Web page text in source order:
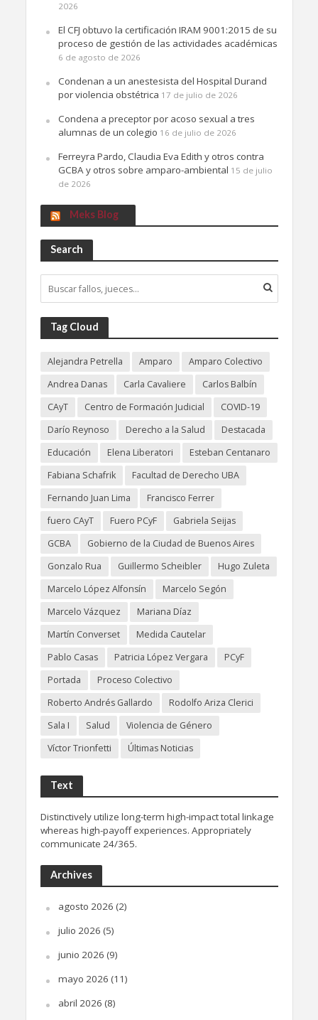
2026
El CFJ obtuvo la certificación IRAM 9001:2015 de su
proceso de gestión de las actividades académicas
6 de agosto de 2026
Condenan a un anestesista del Hospital Durand
por violencia obstétrica 17 de julio de 2026
Condena a preceptor por acoso sexual a tres
alumnas de un colegio 16 de julio de 2026
Ferreyra Pardo, Claudia Eva Edith y otros contra
GCBA y otros sobre amparo-ambiental 15 de julio
de 2026
Meks Blog
Search
Tag Cloud
Alejandra Petrella Amparo
Amparo Colectivo
Andrea Danas
Carla Cavaliere
Carlos Balbín
CAyT
Centro de Formación Judicial
COVID-19
Darío Reynoso
Derecho a la Salud
Destacada
Educación
Elena Liberatori
Esteban Centanaro
Fabiana Schafrik
Facultad de Derecho UBA
Fernando Juan Lima
Francisco Ferrer
fuero CAyT
Fuero PCyF
Gabriela Seijas
GCBA
Gobierno de la Ciudad de Buenos Aires
Gonzalo Rua
Guillermo Scheibler
Hugo Zuleta
Marcelo López Alfonsín
Marcelo Segón
Marcelo Vázquez
Mariana Díaz
Martín Converset
Medida Cautelar
Pablo Casas
Patricia López Vergara
PCyF
Portada
Proceso Colectivo
Roberto Andrés Gallardo
Rodolfo Ariza Clerici
Sala I
Salud
Violencia de Género
Víctor Trionfetti
Últimas Noticias
Text
Distinctively utilize long-term high-impact total linkage
whereas high-payoff experiences. Appropriately
communicate 24/365.
Archives
agosto 2026 (2)
julio 2026 (5)
junio 2026 (9)
mayo 2026 (11)
abril 2026 (8)